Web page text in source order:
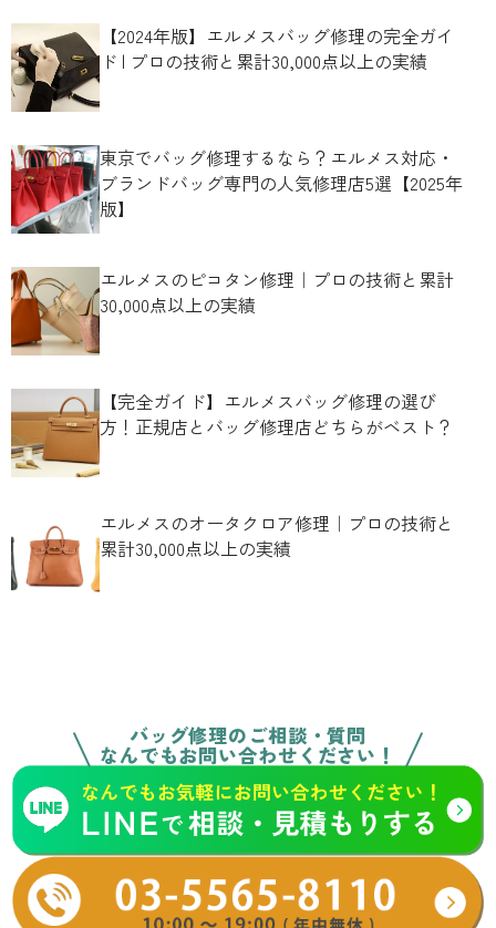
送
り
【2024年版】エルメスバッグ修理の完全ガイ
ド | プロの技術と累計30,000点以上の実績
東京でバッグ修理するなら？エルメス対応・
ブランドバッグ専門の人気修理店5選【2025年
版】
エルメスのピコタン修理｜プロの技術と累計
30,000点以上の実績
【完全ガイド】エルメスバッグ修理の選び
方！正規店とバッグ修理店どちらがベスト？
エルメスのオータクロア修理｜プロの技術と
累計30,000点以上の実績
バッグ修理のご相談・質問
なんでもお問い合わせください！